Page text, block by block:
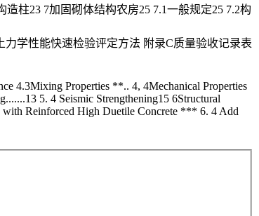
柱23 7加固砌体结构农房25 7.1一般规定25 7.2构
力学性能快速检验评定方法 附录C质量验收记录表
4.3Mixing Properties **.. 4, 4Mechanical Properties
5. 4 Seismic Strengthening15 6Structural
with Reinforced High Duetile Concrete *** 6. 4 Add